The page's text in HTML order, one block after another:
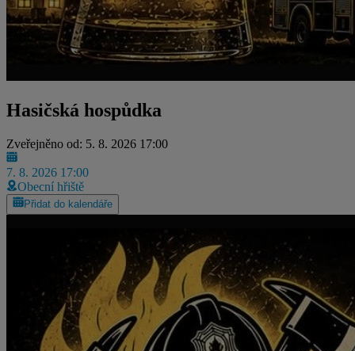
Hasičská hospůdka
Zveřejněno od: 5. 8. 2026 17:00
7. 8. 2026 17:00
Obecní hřiště
Přidat do kalendáře